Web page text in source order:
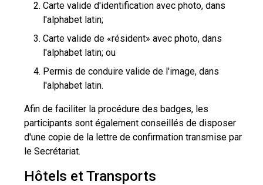
Carte valide d'identification avec photo, dans
l'alphabet latin;
Carte valide de «résident» avec photo, dans
l'alphabet latin; ou
Permis de conduire valide de l'image, dans
l'alphabet latin.
Afin de faciliter la procédure des badges, les
participants sont également conseillés de disposer
d'une copie de la lettre de confirmation transmise par
le Secrétariat.
Hôtels et Transports